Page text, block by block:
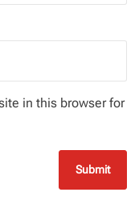
in this browser for